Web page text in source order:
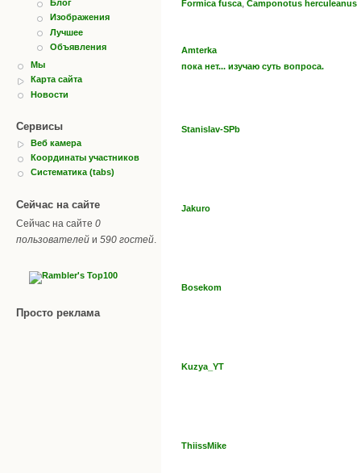
Блог
Изображения
Лучшее
Объявления
Мы
Карта сайта
Новости
Сервисы
Веб камера
Координаты участников
Систематика (tabs)
Сейчас на сайте
Сейчас на сайте 0
пользователей и 590 гостей
Просто реклама
Formica fusca, Camponotus herculeanus
Amterka
пока нет... изучаю суть вопроса.
Stanislav-SPb
Jakuro
Bosekom
Kuzya_YT
ThiissMike